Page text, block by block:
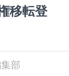
移転登
部